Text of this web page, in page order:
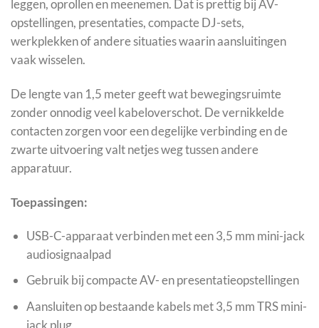
leggen, oprollen en meenemen. Dat is prettig bij AV-
opstellingen, presentaties, compacte DJ-sets,
werkplekken of andere situaties waarin aansluitingen
vaak wisselen.
De lengte van 1,5 meter geeft wat bewegingsruimte
zonder onnodig veel kabeloverschot. De vernikkelde
contacten zorgen voor een degelijke verbinding en de
zwarte uitvoering valt netjes weg tussen andere
apparatuur.
Toepassingen:
USB-C-apparaat verbinden met een 3,5 mm mini-jack
audiosignaalpad
Gebruik bij compacte AV- en presentatieopstellingen
Aansluiten op bestaande kabels met 3,5 mm TRS mini-
jack plug